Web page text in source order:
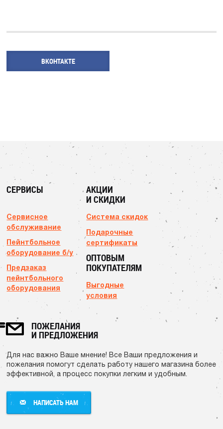
ВКОНТАКТЕ
СЕРВИСЫ
Сервисное
обслуживание
Пейнтбольное
оборудование б/у
Предзаказ
пейнтбольного
оборудования
АКЦИИ
И СКИДКИ
Система скидок
Подарочные
сертификаты
ОПТОВЫМ
ПОКУПАТЕЛЯМ
Выгодные
условия
ПОЖЕЛАНИЯ
И ПРЕДЛОЖЕНИЯ
Для нас важно Ваше мнение! Все Ваши предложения и
пожелания помогут сделать работу нашего магазина более
эффективной, а процесс покупки легким и удобным.
НАПИСАТЬ НАМ